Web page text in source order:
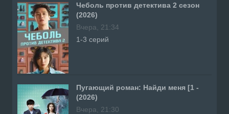
Чеболь против детектива 2 сезон
(2026)
Вчера, 21:34
1-3 серий
Пугающий роман: Найди меня [1 -
(2026)
Вчера, 21:30